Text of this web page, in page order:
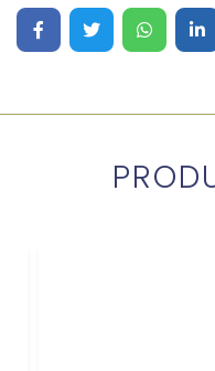
Share on Facebook
Share onShare